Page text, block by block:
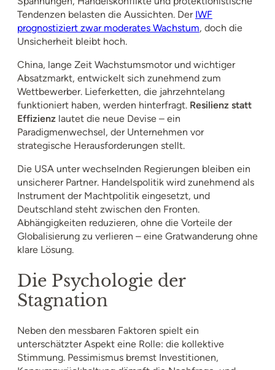
Tendenzen belasten die Aussichten. Der IWF
prognostiziert zwar moderates Wachstum, doch die
Unsicherheit bleibt hoch.
China, lange Zeit Wachstumsmotor und wichtiger
Absatzmarkt, entwickelt sich zunehmend zum
Wettbewerber. Lieferketten, die jahrzehntelang
funktioniert haben, werden hinterfragt. Resilienz statt
Effizienz lautet die neue Devise – ein
Paradigmenwechsel, der Unternehmen vor
strategische Herausforderungen stellt.
Die USA unter wechselnden Regierungen bleiben ein
unsicherer Partner. Handelspolitik wird zunehmend als
Instrument der Machtpolitik eingesetzt, und
Deutschland steht zwischen den Fronten.
Abhängigkeiten reduzieren, ohne die Vorteile der
Globalisierung zu verlieren – eine Gratwanderung ohne
klare Lösung.
Die Psychologie der
Stagnation
Neben den messbaren Faktoren spielt ein
unterschätzter Aspekt eine Rolle: die kollektive
Stimmung. Pessimismus bremst Investitionen,